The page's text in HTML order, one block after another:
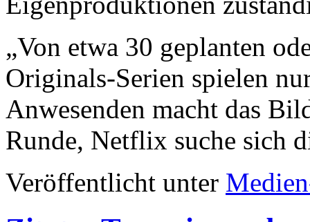
„Von etwa 30 geplanten
Originals-Serien spielen
Anwesenden macht das
Runde, Netflix suche sich
Veröffentlicht unter